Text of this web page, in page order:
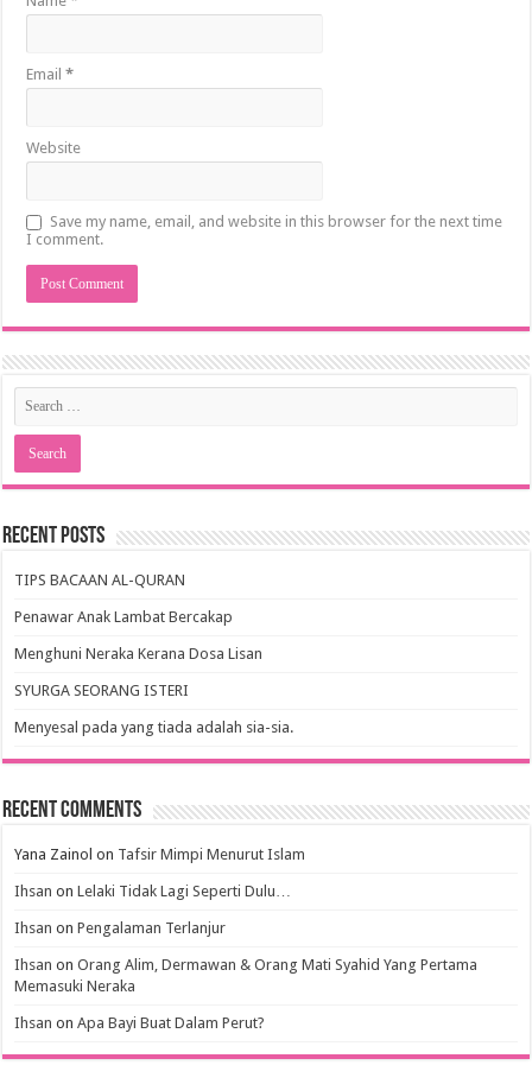
Email*
Website
Save my name, email, and website in this browser for the next time
I comment.
Recent Posts
TIPS BACAAN AL-QURAN
Penawar Anak Lambat Bercakap
Menghuni Neraka Kerana Dosa Lisan
SYURGA SEORANG ISTERI
Menyesal pada yang tiada adalah sia-sia.
Recent Comments
Yana Zainol on Tafsir Mimpi Menurut Islam
Ihsan onLelaki Tidak Lagi Seperti Dulu…
Ihsan onPengalaman Terlanjur
Ihsan onOrang Alim, Dermawan & Orang Mati Syahid Yang Pertama
Memasuki Neraka
Ihsan onApa Bayi Buat Dalam Perut?